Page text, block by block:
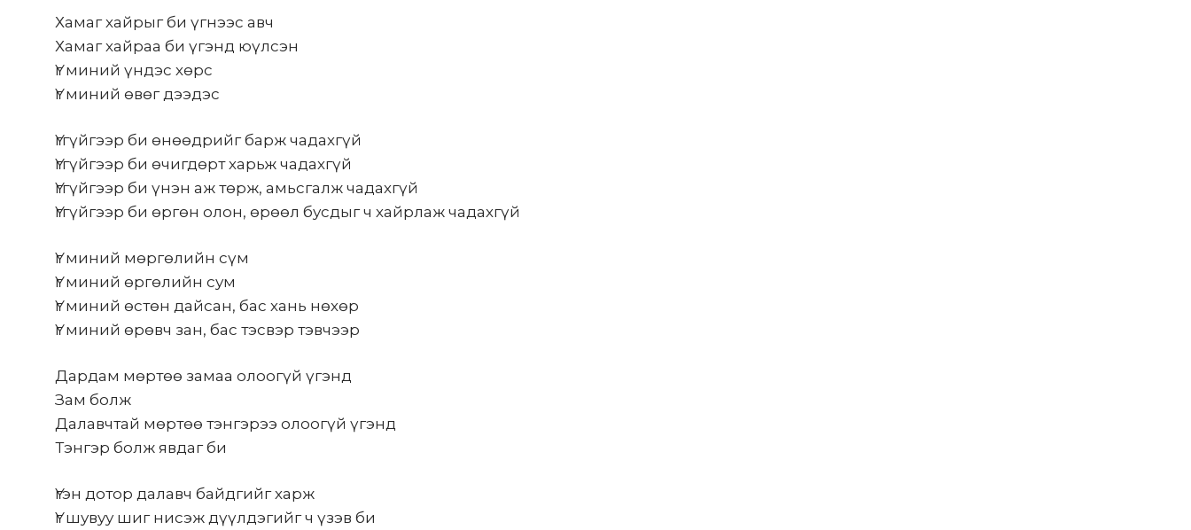
Хамаг хайрыг би үгнээс авч
Хамаг хайраа би үгэнд юүлсэн
Үг миний үндэс хөрс
Үг миний өвөг дээдэс
Үггүйгээр би өнөөдрийг барж чадахгүй
Үггүйгээр би өчигдөрт харьж чадахгүй
Үггүйгээр би үнэн аж төрж, амьсгалж чадахгүй
Үггүйгээр би өргөн олон, өрөөл бусдыг ч хайрлаж чадахгүй
Үг миний мөргөлийн сүм
Үг миний өргөлийн сум
Үг миний өстөн дайсан, бас хань нөхөр
Үг миний өрөвч зан, бас тэсвэр тэвчээр
Дардам мөртөө замаа олоогүй үгэнд
Зам болж
Далавчтай мөртөө тэнгэрээ олоогүй үгэнд
Тэнгэр болж явдаг би
Үгэн дотор далавч байдгийг харж
Үг шувуу шиг нисэж дүүлдэгийг ч үзэв би